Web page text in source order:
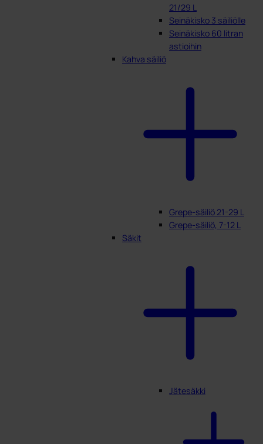
21/29 L
Seinäkisko 3 säiliölle
Seinäkisko 60 litran
astioihin
Kahva säiliö
Grepe-säiliö 21-29 L
Grepe-säiliö, 7-12 L
Säkit
Jätesäkki